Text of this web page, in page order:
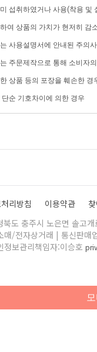
섭취하였거나 사용(착용 및
여 상품의 가치가 현저히 감
사용설명서에 안내된 주의
주문제작으로 통해 소비자
상품 등의 포장을 훼손한 경
단순 기호차이에 의한 경우
리방침 이용약관
도 충주시 노은면 솔고
/전자상거래 | 통신판매
보관리책임자:이승호